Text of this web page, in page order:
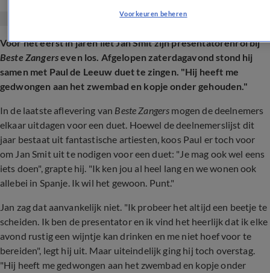
Voor het eerst in jaren liet Jan Smit zijn presentatorenrol bij
Beste Zangerseven los. Afgelopen zaterdagavond stond hij
samen met Paul de Leeuw duet te zingen. "Hij heeft me
gedwongen aan het zwembad en kopje onder gehouden."
In de laatste aflevering van Beste Zangers mogen de deelnemers
elkaar uitdagen voor een duet. Hoewel de deelnemerslijst dit
jaar bestaat uit fantastische artiesten, koos Paul er toch voor
om Jan Smit uit te nodigen voor een duet: "Je mag ook wel eens
iets doen", grapte hij. "Ik ken jou al heel lang en we wonen ook
allebei in Spanje. Ik wil het gewoon. Punt."
Jan zag dat aanvankelijk niet. "Ik probeer het altijd een beetje te
scheiden. Ik ben de presentator en ik vind het heerlijk dat ik elke
avond rustig een wijntje kan drinken en me niet hoef voor te
bereiden", legt hij uit. Maar uiteindelijk ging hij toch overstag.
"Hij heeft me gedwongen aan het zwembad en kopje onder
Voorkeuren beheren